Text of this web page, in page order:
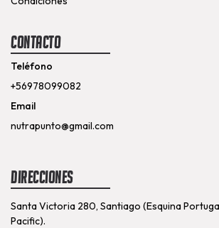
Contacto
Teléfono
+56978099082
Email
nutrapunto@gmail.com
Direcciones
Santa Victoria 280, Santiago (Esquina
Pacific).